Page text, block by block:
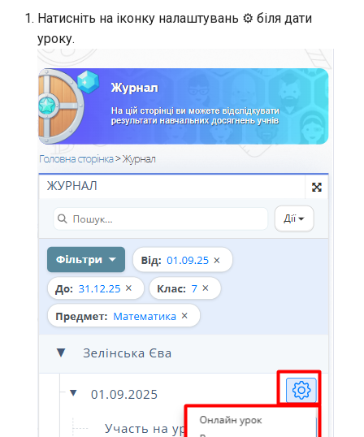
Натисніть на іконку налаштувань ⚙️ біля дати
уроку.